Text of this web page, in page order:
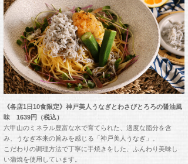
《各店1日10食限定》神戸美人うなぎとわさびとろろの醤油風
味 1639円（税込）
六甲山のミネラル豊富な水で育てられた、適度な脂分を含
み、うなぎ本来の旨みを感じる「神戸美人うなぎ」。
こだわりの調理方法で丁寧に手焼きをした、ふんわり美味し
い蒲焼を使用しています。